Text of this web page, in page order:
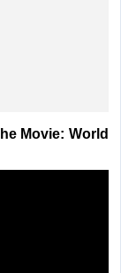
Movie: World